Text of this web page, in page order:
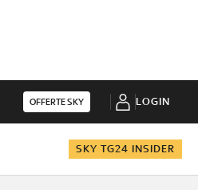
OFFERTE SKY LOGIN
SKY TG24 INSIDER